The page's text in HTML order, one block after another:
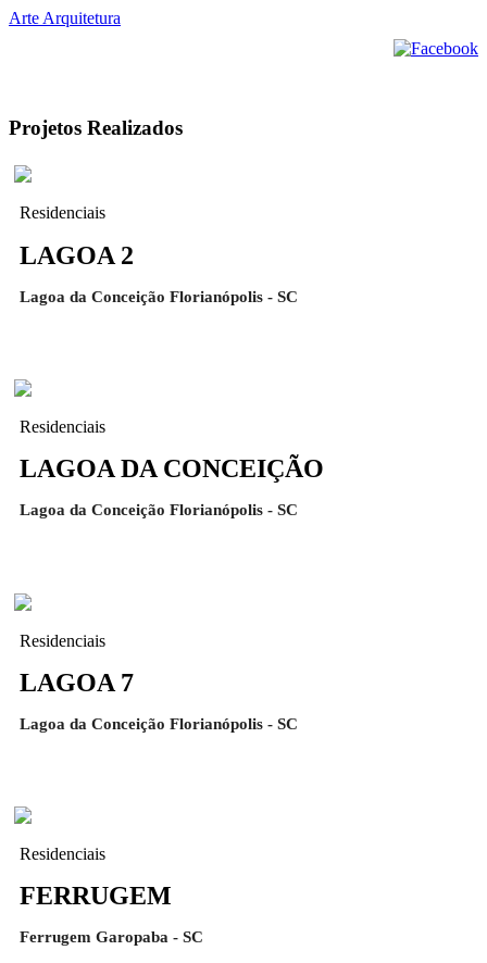
Arte Arquitetura
Projetos Realizados
Residenciais
LAGOA 2
Lagoa da Conceição Florianópolis - SC
Residenciais
LAGOA DA CONCEIÇÃO
Lagoa da Conceição Florianópolis - SC
Residenciais
LAGOA 7
Lagoa da Conceição Florianópolis - SC
Residenciais
FERRUGEM
Ferrugem Garopaba - SC